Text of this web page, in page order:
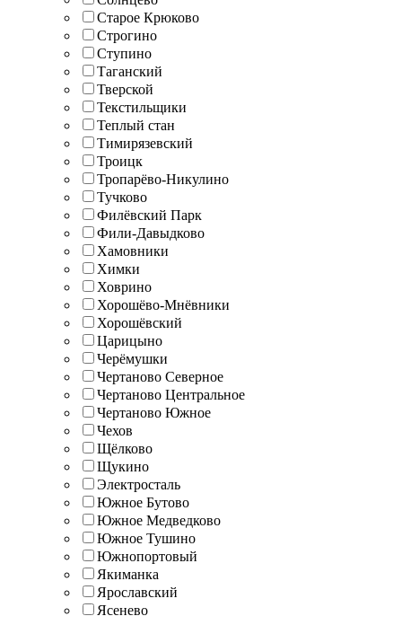
Старое Крюково
Строгино
Ступино
Таганский
Тверской
Текстильщики
Теплый стан
Тимирязевский
Троицк
Тропарёво-Никулино
Тучково
Филёвский Парк
Фили-Давыдково
Хамовники
Химки
Ховрино
Хорошёво-Мнёвники
Хорошёвский
Царицыно
Черёмушки
Чертаново Северное
Чертаново Центральное
Чертаново Южное
Чехов
Щёлково
Щукино
Электросталь
Южное Бутово
Южное Медведково
Южное Тушино
Южнопортовый
Якиманка
Ярославский
Ясенево